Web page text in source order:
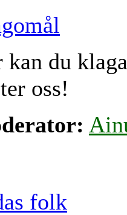
kan du
oss!
folk